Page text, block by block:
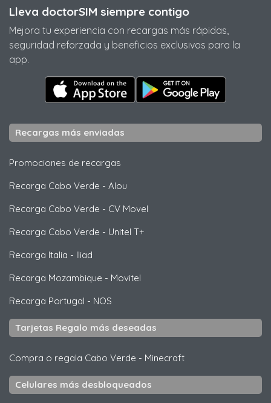
Lleva doctorSIM siempre contigo
Mejora tu experiencia con recargas más rápidas,
seguridad reforzada y beneficios exclusivos para la
app.
Recargas más enviadas
Promociones de recargas
Recarga Cabo Verde - Alou
Recarga Cabo Verde - CV Movel
Recarga Cabo Verde - Unitel T+
Recarga Italia - Iliad
Recarga Mozambique - Movitel
Recarga Portugal - NOS
Tarjetas Regalo más deseadas
Compra o regala Cabo Verde - Minecraft
Celulares más desbloqueados